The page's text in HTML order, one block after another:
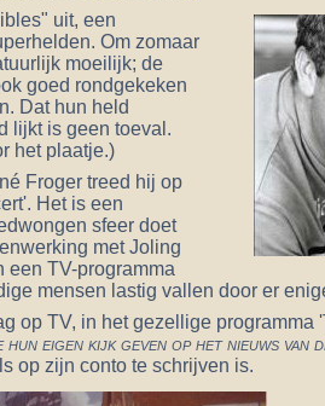
uit, een
Om zomaar
moeilijk; de
goed rondgekeken
Dat hun held
lijkt is geen toeval.
het plaatje.)
Froger treed hij op
Het is een
sfeer doet
met Joling
een TV-programma
mensen lastig vallen door er
op TV, in het gezellige programma
eigen kijk geven op het nieuws van
op zijn conto te schrijven is.